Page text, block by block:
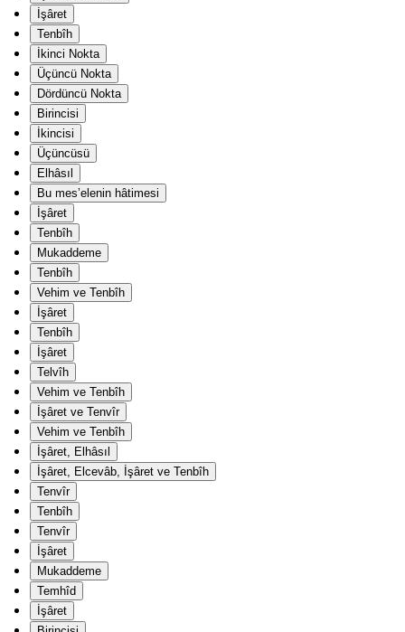
İşâret
Tenbîh
İkinci Nokta
Üçüncü Nokta
Dördüncü Nokta
Birincisi
İkincisi
Üçüncüsü
Elhâsıl
Bu mes’elenin hâtimesi
İşâret
Tenbîh
Mukaddeme
Tenbîh
Vehim ve Tenbîh
İşâret
Tenbîh
İşâret
Telvîh
Vehim ve Tenbîh
İşâret ve Tenvîr
Vehim ve Tenbîh
İşâret, Elhâsıl
İşâret, Elcevâb, İşâret ve Tenbîh
Tenvîr
Tenbîh
Tenvîr
İşâret
Mukaddeme
Temhîd
İşâret